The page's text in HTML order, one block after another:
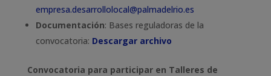
empresa.desarrollolocal@palmadelrio.es
Documentación: Bases reguladoras de la
convocatoria: Descargar archivo
Convocatoria para participar en Talleres de